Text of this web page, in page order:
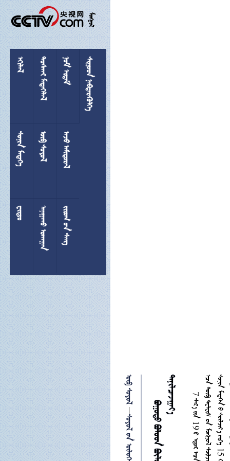

 

 
 
 
 
 
  
 
 

 

